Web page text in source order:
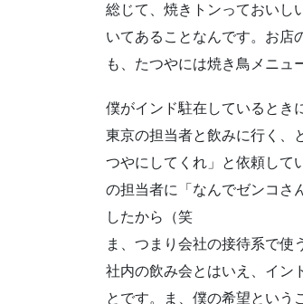
総じて、焼きトンっておいし
いてあることなんです。お店
も、たつやには焼き鳥メニュ
僕がインド駐在しているとき
東京の担当者と飲みに行く、
つやにしてくれ」と依頼して
の担当者に「なんでゼンコさ
したから（笑
ま、つまり会社の接待系で使
社内の飲み会とはいえ、イン
とです。ま、僕の希望という